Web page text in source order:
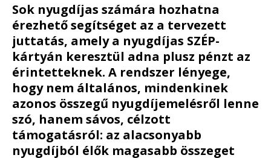
Sok nyugdíjas számára hozhatna
érezhető segítséget az a tervezett
juttatás, amely a nyugdíjas SZÉP-
kártyán keresztül adna plusz pénzt az
érintetteknek. A rendszer lényege,
hogy nem általános, mindenkinek
azonos összegű nyugdíjemelésről lenne
szó, hanem sávos, célzott
támogatásról: az alacsonyabb
nyugdíjból élők magasabb összeget